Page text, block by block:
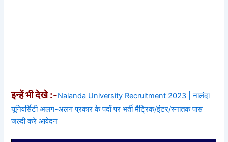
इन्हें भी देखे :-Nalanda University Recruitment 2023 | नालंदा
यूनिवर्सिटी अलग-अलग प्रकार के पदों पर भर्ती मैट्रिक/इंटर/स्नातक पास
जल्दी करे आवेदन